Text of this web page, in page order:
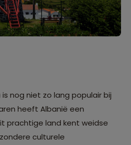
nog niet zo lang populair bij
heeft Albanië een
prachtige land kent weidse
culturele